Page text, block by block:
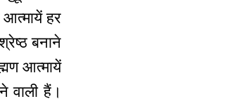
आत्मायें हर
बनाने
आत्मायें
वाली हैं।